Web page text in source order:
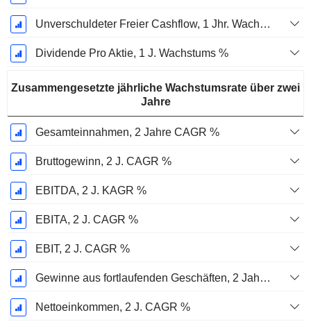
Unverschuldeter Freier Cashflow, 1 Jhr. Wachstum %
Dividende Pro Aktie, 1 J. Wachstums %
Zusammengesetzte jährliche Wachstumsrate über zwei
Jahre
Gesamteinnahmen, 2 Jahre CAGR %
Bruttogewinn, 2 J. CAGR %
EBITDA, 2 J. KAGR %
EBITA, 2 J. CAGR %
EBIT, 2 J. CAGR %
Gewinne aus fortlaufenden Geschäften, 2 Jahre. CAGR %
Nettoeinkommen, 2 J. CAGR %